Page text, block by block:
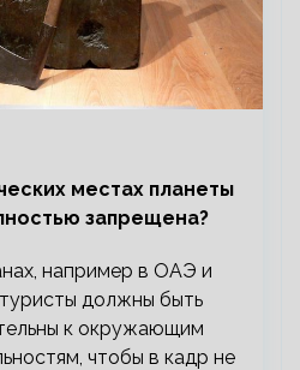
местах планеты
запрещена?
например в ОАЭ и
должны быть
к окружающим
чтобы в кадр не